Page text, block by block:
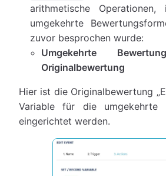
arithmetische
umgekehrte
zuvor besprochen wurde:
Umgekehrte
Originalbewertung
Hier ist die Originalbewertung
Variable für die umgekehrte
eingerichtet werden.